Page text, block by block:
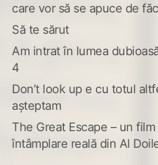
care vor să se apuce de
Să te sărut
Am intrat în lumea
4
Don’t look up e cu totul
așteptam
The Great Escape – un
întâmplare reală din Al